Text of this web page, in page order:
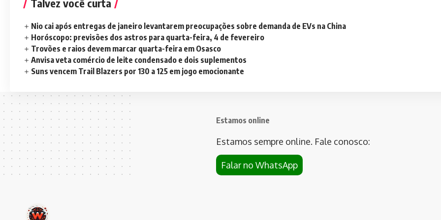
Nio cai após entregas de janeiro levantarem preocupações sobre demanda de EVs na China
Horóscopo: previsões dos astros para quarta-feira, 4 de fevereiro
Trovões e raios devem marcar quarta-feira em Osasco
Anvisa veta comércio de leite condensado e dois suplementos
Suns vencem Trail Blazers por 130 a 125 em jogo emocionante
Estamos online
Estamos sempre online. Fale conosco:
Falar no WhatsApp